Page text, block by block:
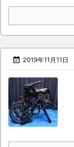
 2019年11月11日